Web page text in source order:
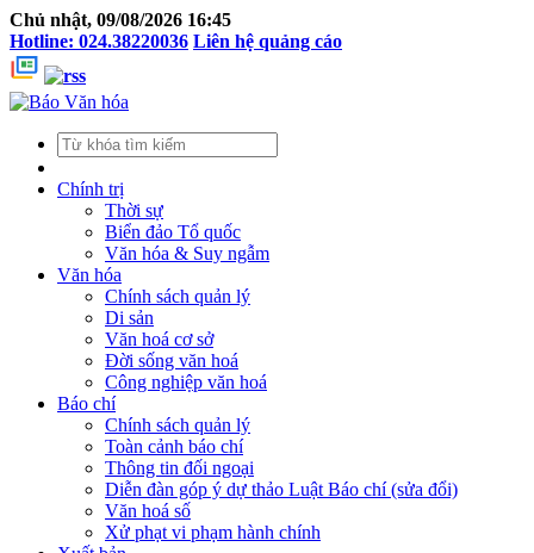
Chủ nhật, 09/08/2026 16:45
Hotline: 024.38220036 Liên hệ quảng cáo
Chính trị
Thời sự
Biển đảo Tổ quốc
Văn hóa & Suy ngẫm
Văn hóa
Chính sách quản lý
Di sản
Văn hoá cơ sở
Đời sống văn hoá
Công nghiệp văn hoá
Báo chí
Chính sách quản lý
Toàn cảnh báo chí
Thông tin đối ngoại
Diễn đàn góp ý dự thảo Luật Báo chí (sửa đổi)
Văn hoá số
Xử phạt vi phạm hành chính